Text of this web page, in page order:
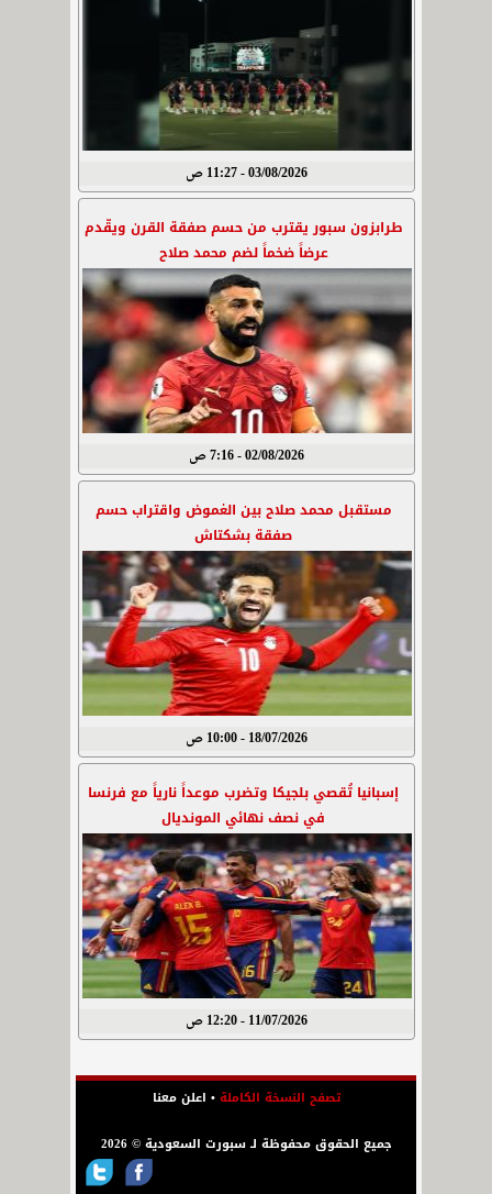
03/08/2026 - 11:27 ص
طرابزون سبور يقترب من حسم صفقة القرن ويقّدم
عرضاً ضخماً لضم محمد صلاح
02/08/2026 - 7:16 ص
مستقبل محمد صلاح بين الغموض واقتراب حسم
صفقة بشكتاش
18/07/2026 - 10:00 ص
إسبانيا تُقصي بلجيكا وتضرب موعداً نارياً مع فرنسا
في نصف نهائي المونديال
11/07/2026 - 12:20 ص
تصفح النسخة الكاملة• اعلن معنا
جميع الحقوق محفوظة لـ سبورت السعودية © 2026